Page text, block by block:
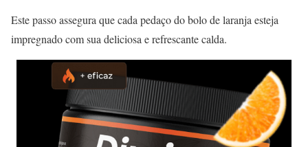
Este passo assegura que cada pedaço do bolo de laranja esteja
impregnado com sua deliciosa e refrescante calda.